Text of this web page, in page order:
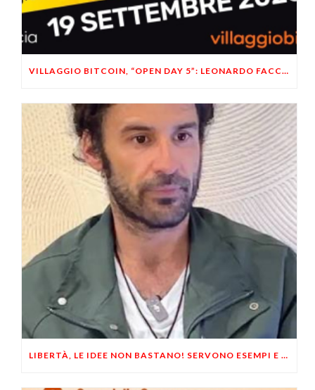
VILLAGGIO BITCOIN, “OPEN DAY 5”: LEONARDO FACCO OSPITE A BRESCIA
LIBERTÀ, LE IDEE NON BASTANO! SERVONO ESEMPI E UN PO’ DI COERENZA